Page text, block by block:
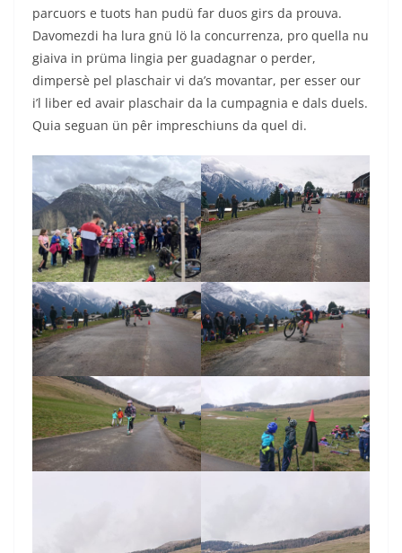
parcuors e tuots han pudü far duos girs da prouva.
Davomezdi ha lura gnü lö la concurrenza, pro quella nu
giaiva in prüma lingia per guadagnar o perder,
dimpersè pel plaschair vi da’s movantar, per esser our
i’l liber ed avair plaschair da la cumpagnia e dals duels.
Quia seguan ün pêr impreschiuns da quel di.